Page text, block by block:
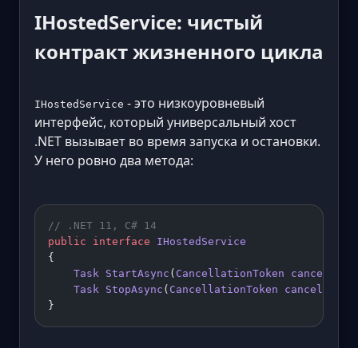
IHostedService: чистый
контракт жизненного цикла
IHostedService - это низкоуровневый
интерфейс, который универсальный хост
.NET вызывает во время запуска и остановки.
У него ровно два метода:
// .NET 11, C# 14
public interface IHostedService
{
    Task
StartAsync ( CancellationToken
    Task
StopAsync ( CancellationToken
}